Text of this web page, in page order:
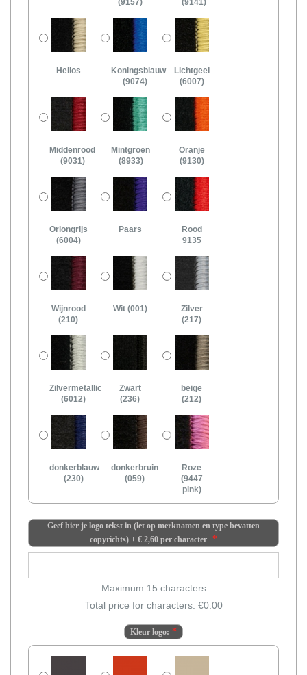
(9157) (9141)
Helios
Koningsblauw
(9074)
Lichtgeel
(6007)
Middenrood
(9031)
Mintgroen
(8933)
Oranje
(9130)
Oriongrijs
(6004)
Paars
Rood
9135
Wijnrood
(210)
Wit (001)
Zilver
(217)
Zilvermetallic
(6012)
Zwart
(236)
beige
(212)
donkerblauw
(230)
donkerbruin
(059)
Roze
(9447
pink)
Geef hier je logo tekst in (let op merknamen en type bevatten
copyrichts) + € 2,60 per character
Maximum 15 characters
Total price for characters: €0.00
Kleur logo: